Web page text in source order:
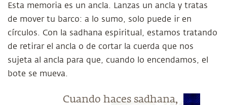
Esta memoria es un ancla. Lanzas un ancla y tratas
de mover tu barco: a lo sumo, solo puede ir en
círculos. Con la sadhana espiritual, estamos tratando
de retirar el ancla o de cortar la cuerda que nos
sujeta al ancla para que, cuando lo encendamos, el
bote se mueva.
Cuando haces sadhana,